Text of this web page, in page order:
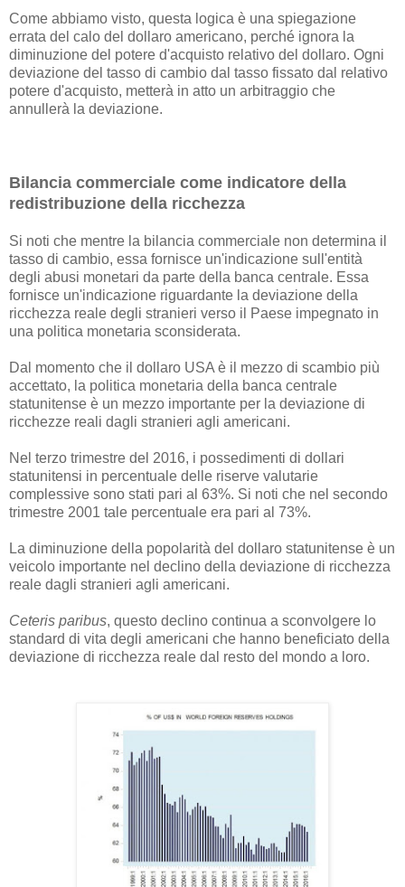
Come abbiamo visto, questa logica è una spiegazione
errata del calo del dollaro americano, perché ignora la
diminuzione del potere d'acquisto relativo del dollaro. Ogni
deviazione del tasso di cambio dal tasso fissato dal relativo
potere d'acquisto, metterà in atto un arbitraggio che
annullerà la deviazione.
Bilancia commerciale come indicatore della
redistribuzione della ricchezza
Si noti che mentre la bilancia commerciale non determina il
tasso di cambio, essa fornisce un'indicazione sull'entità
degli abusi monetari da parte della banca centrale. Essa
fornisce un'indicazione riguardante la deviazione della
ricchezza reale degli stranieri verso il Paese impegnato in
una politica monetaria sconsiderata.
Dal momento che il dollaro USA è il mezzo di scambio più
accettato, la politica monetaria della banca centrale
statunitense è un mezzo importante per la deviazione di
ricchezze reali dagli stranieri agli americani.
Nel terzo trimestre del 2016, i possedimenti di dollari
statunitensi in percentuale delle riserve valutarie
complessive sono stati pari al 63%. Si noti che nel secondo
trimestre 2001 tale percentuale era pari al 73%.
La diminuzione della popolarità del dollaro statunitense è un
veicolo importante nel declino della deviazione di ricchezza
reale dagli stranieri agli americani.
Ceteris paribus, questo declino continua a sconvolgere lo
standard di vita degli americani che hanno beneficiato della
deviazione di ricchezza reale dal resto del mondo a loro.